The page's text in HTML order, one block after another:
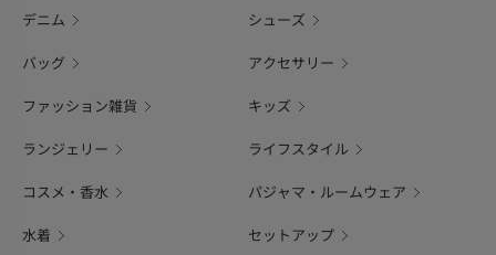
デニム シューズ
バッグ アクセサリー
ファッション雑貨 キッズ
ランジェリー ライフスタイル
コスメ・香水 パジャマ・ルームウェア
水着 セットアップ